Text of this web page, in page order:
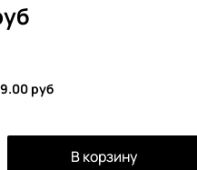
В корзину
руб